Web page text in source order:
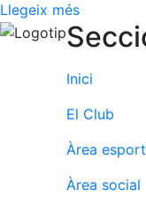
Chill Out
Bar
Patrocinadors
socials
Llegeix més
Inici
El Club
Àrea
Àrea social